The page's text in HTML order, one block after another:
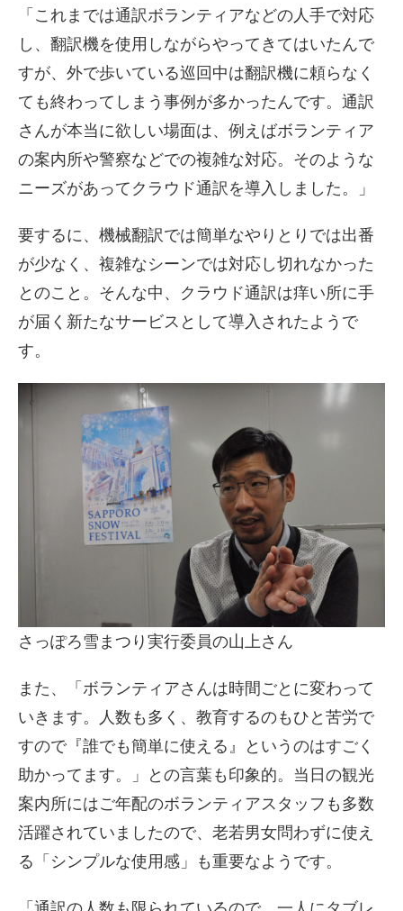
「これまでは通訳ボランティアなどの人手で対応
し、翻訳機を使用しながらやってきてはいたんで
すが、外で歩いている巡回中は翻訳機に頼らなく
ても終わってしまう事例が多かったんです。通訳
さんが本当に欲しい場面は、例えばボランティア
の案内所や警察などでの複雑な対応。そのような
ニーズがあってクラウド通訳を導入しました。」
要するに、機械翻訳では簡単なやりとりでは出番
が少なく、複雑なシーンでは対応し切れなかった
とのこと。そんな中、クラウド通訳は痒い所に手
が届く新たなサービスとして導入されたようで
す。
さっぽろ雪まつり実行委員の山上さん
また、「ボランティアさんは時間ごとに変わって
いきます。人数も多く、教育するのもひと苦労で
すので『誰でも簡単に使える』というのはすごく
助かってます。」との言葉も印象的。当日の観光
案内所にはご年配のボランティアスタッフも多数
活躍されていましたので、老若男女問わずに使え
る「シンプルな使用感」も重要なようです。